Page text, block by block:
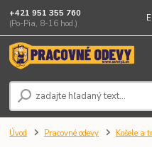
+421 951 355 760
(Po-Pia, 8-16 hod.)
Úvod Pracovné odevy Košele a